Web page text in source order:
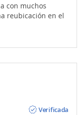
con muchos
reubicación en el
Verificada